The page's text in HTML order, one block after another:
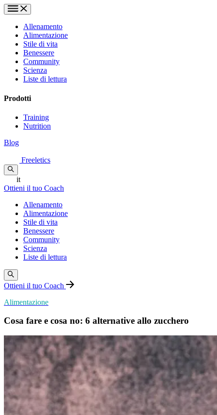
Allenamento
Alimentazione
Stile di vita
Benessere
Community
Scienza
Liste di lettura
Prodotti
Training
Nutrition
Blog
Freeletics
it
Ottieni il tuo Coach
Allenamento
Alimentazione
Stile di vita
Benessere
Community
Scienza
Liste di lettura
Ottieni il tuo Coach
Alimentazione
Cosa fare e cosa no: 6 alternative allo zucchero